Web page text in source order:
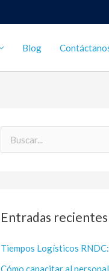
Blog
a
p
Entradas recientes
Tiempos Logísticos
Cómo capacitar al